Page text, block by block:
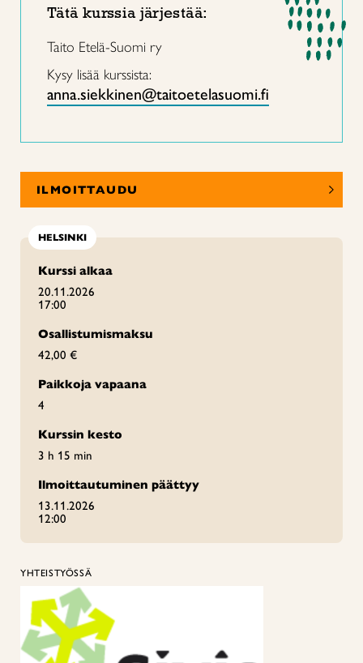
Tätä kurssia järjestää:
Taito Etelä-Suomi ry
Kysy lisää kurssista:
anna.siekkinen@taitoetelasuomi.fi
ILMOITTAUDU
HELSINKI
Kurssi alkaa
20.11.2026
17:00
Osallistumismaksu
42,00 €
Paikkoja vapaana
4
Kurssin kesto
3 h 15 min
Ilmoittautuminen päättyy
13.11.2026
12:00
YHTEISTYÖSSÄ